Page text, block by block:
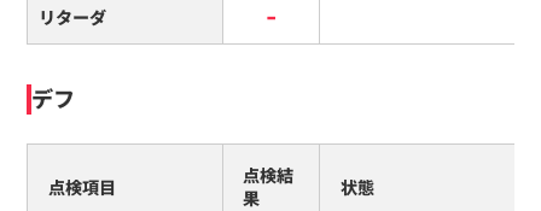
リターダ -
デフ
点検項目
点検結
果
状態